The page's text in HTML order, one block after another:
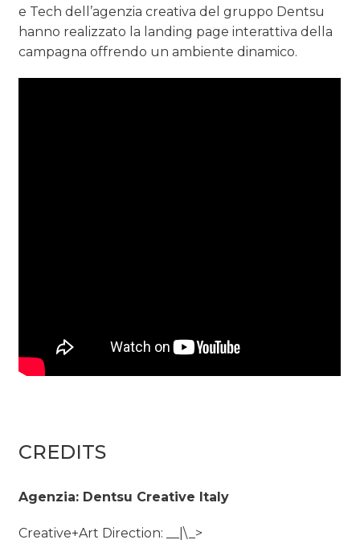
e Tech dell’agenzia creativa del gruppo Dentsu
hanno realizzato la landing page interattiva della
campagna offrendo un ambiente dinamico.
CREDITS
Agenzia: Dentsu Creative Italy
Creative+Art Direction: __|\_>